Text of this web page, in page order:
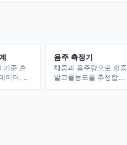
기준 혼
이터. 연
음주 측정기
체중과 음주량으로 혈중
알코올농도를 추정합니